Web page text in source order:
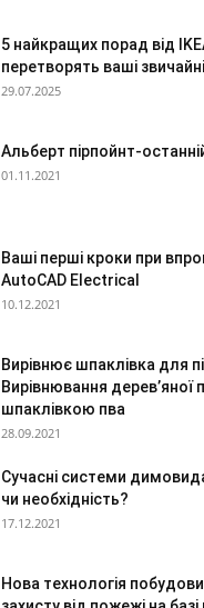
5 найкращих порад від
перетворять ваші
29.07.2025
Альберт пірпойнт-
01.11.2021
Ваші перші кроки при
AutoCAD Electrical
10.12.2021
Вирівнює шпаклівка для
Вирівнювання дерев’яної
шпаклівкою пва
28.09.2021
Сучасні системи
чи необхідність?
17.12.2021
Нова технологія